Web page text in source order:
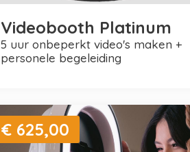
Videobooth Platinum
5 uur onbeperkt video's maken +
personele begeleiding
€ 625,00